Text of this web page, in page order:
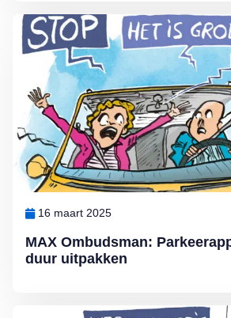
MAX Ombudsman:
duur uitpakken
16 maart 2025
Lees meer over MAX Ombudsman:
Lees meer over De voordelen van een